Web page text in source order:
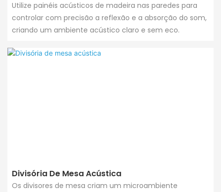
Utilize painéis acústicos de madeira nas paredes para
controlar com precisão a reflexão e a absorção do som,
criando um ambiente acústico claro e sem eco.
Divisória De Mesa Acústica
Os divisores de mesa criam um microambiente